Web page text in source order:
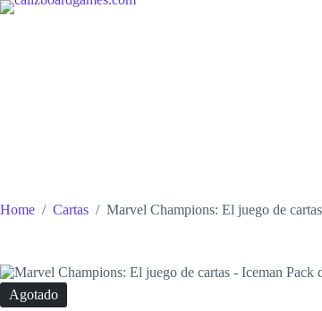
Skip
Home / Cartas / Marvel Champions: El juego de
Agotado